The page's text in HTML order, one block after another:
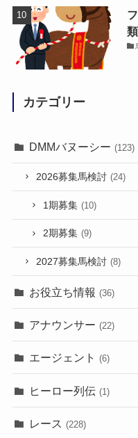
カテゴリー
DMMバヌーシー (123)
2026募集馬検討 (24)
1期募集 (10)
2期募集 (9)
2027募集馬検討 (8)
お役立ち情報 (36)
アナウンサー (22)
エージェント (6)
ヒーロー列伝 (1)
レース (228)